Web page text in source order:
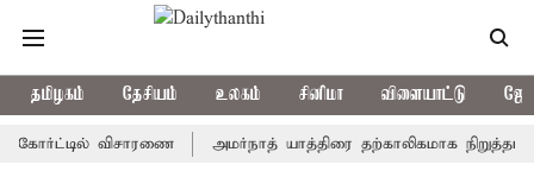
தமிழகம் தேசியம் உலகம் சினிமா விளையாட்டு
விசாரணை அமர்நாத் யாத்திரை தற்காலிகமாக நிறுத்தம்